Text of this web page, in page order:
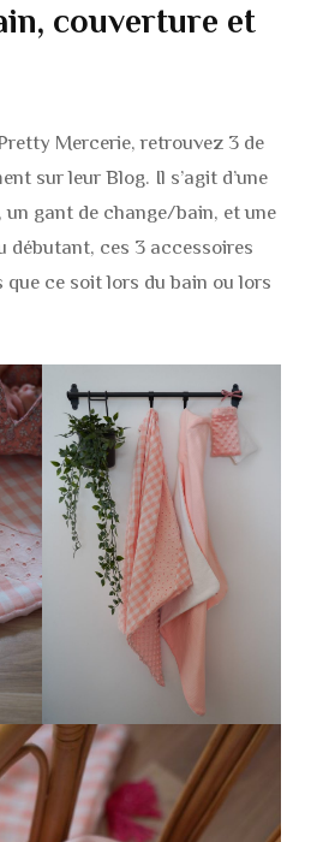
couverture et
Mercerie, retrouvez 3 de
sur leur Blog. Il s’agit d’une
un gant de change/bain, et une
débutant, ces 3 accessoires
ce soit lors du bain ou lors